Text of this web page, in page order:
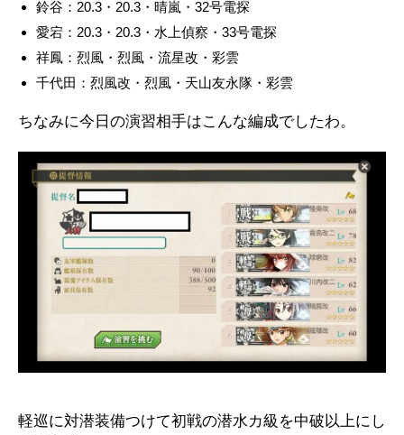
鈴谷：20.3・20.3・晴嵐・32号電探
愛宕：20.3・20.3・水上偵察・33号電探
祥鳳：烈風・烈風・流星改・彩雲
千代田：烈風改・烈風・天山友永隊・彩雲
ちなみに今日の演習相手はこんな編成でしたわ。
軽巡に対潜装備つけて初戦の潜水カ級を中破以上にし